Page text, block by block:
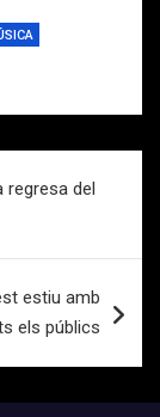
regresa del
estiu amb
els públics